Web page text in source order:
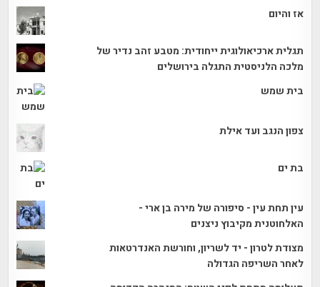
אז והיום
תגלית ארכיאולוגית ייחודית: מטבע זהב נדיר של
מלכה הלניסטית התגלה בירושלים
בית שמש
צפון הנגב ועד אילת
בת ים
עין תחת עין - סיפורה של מירה בן ארי -
האלחוטנית מקיבוץ ניצנים
מצודת לטרון - יד לשריון, וחורשת האנדרטאות
לאחר השריפה הגדולה